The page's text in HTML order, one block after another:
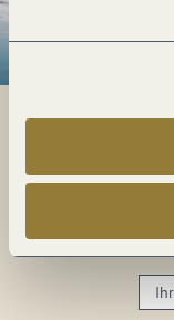
Mosel im
keine
Ihre
E-